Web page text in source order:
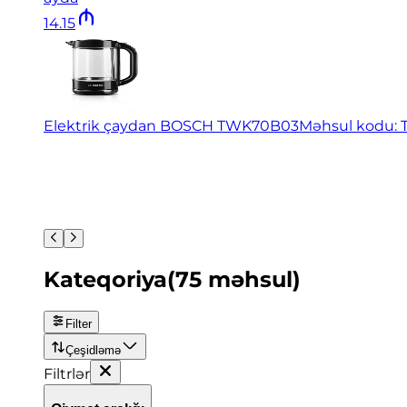
14.15
Elektrik çaydan BOSCH TWK70B03Məhsul kodu:
Kateqoriya(75 məhsul)
Filter
Çeşidləmə
Filtrlər